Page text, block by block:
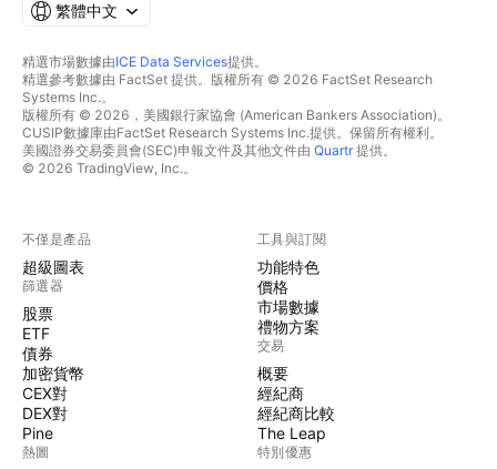
繁體中文
精選市場數據由ICE Data Services提供。
精選參考數據由 FactSet 提供。版權所有 © 2026 FactSet Research
Systems Inc.。
版權所有 © 2026，美國銀行家協會 (American Bankers Association)。
CUSIP數據庫由FactSet Research Systems Inc.提供。保留所有權利。
美國證券交易委員會(SEC)申報文件及其他文件由 Quartr提供。
© 2026 TradingView, Inc.。
不僅是產品
超級圖表
篩選器
股票
ETF
債券
加密貨幣
CEX對
DEX對
Pine
熱圖
工具與訂閱
功能特色
價格
市場數據
禮物方案
交易
概要
經紀商
經紀商比較
The Leap
特別優惠